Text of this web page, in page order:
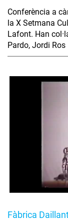
Conferència a
la X Setmana
Lafont. Han
Pardo, Jordi Ros
Fàbrica